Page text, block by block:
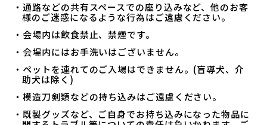
・通路などの共有スペースでの座り込みなど、他のお客
様のご迷惑になるような行為はご遠慮ください。
・会場内は飲食禁止、禁煙です。
・会場内にはお手洗いはございません。
・ペットを連れてのご入場はできません。(盲導犬、介
助犬は除く)
・模造刀剣類などの持ち込みはご遠慮ください。
・既製グッズなど、ご自身でお持ち込みになった物品に